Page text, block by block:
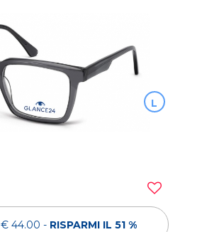
L
€ 44.00 - RISPARMI IL 51 %